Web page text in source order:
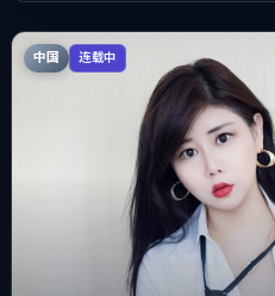
中国 连载中